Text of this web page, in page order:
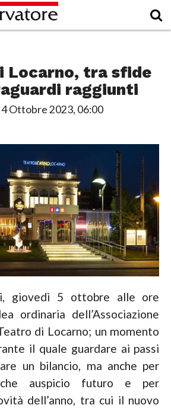
Locarno, tra sfide
raggiunti
4 Ottobre 2023, 06:00
giovedì 5 ottobre alle ore
ordinaria dell’Associazione
di Locarno; un momento
il quale guardare ai passi
un bilancio, ma anche per
auspicio futuro e per
dell’anno, tra cui il nuovo